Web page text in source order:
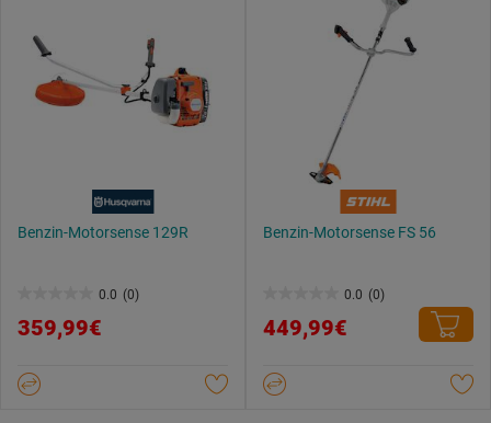
Benzin-Motorsense 129R
0.0 (0)
von
Sternen.
359,99€
Benzin-Motorsense FS 56
0.0 (0)
von
Sternen.
449,99€